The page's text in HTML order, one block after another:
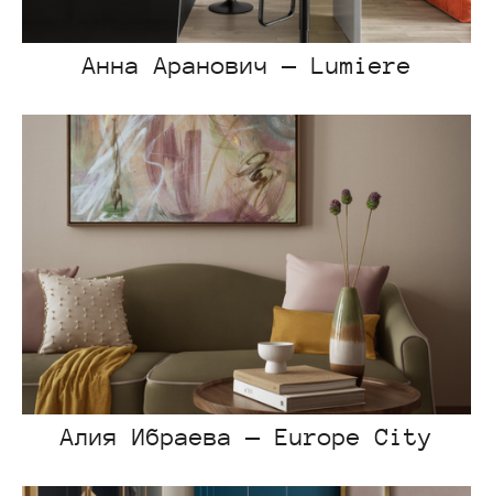
Анна Аранович — Lumiere
Алия Ибраева — Europe City